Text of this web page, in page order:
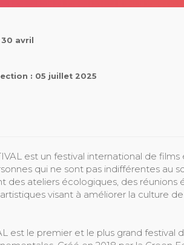
avril
: 05 juillet 2025
est un festival international de films
qui ne sont pas indifférentes au
ateliers écologiques, des réunions
visant à améliorer la culture de
est le premier et le plus grand festival